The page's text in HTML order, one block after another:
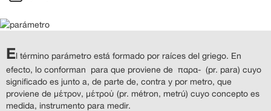
El término parámetro está formado por raíces del griego. En
efecto, lo conforman para que proviene de παρα- (pr. para) cuyo
significado es junto a, de parte de, contra y por metro, que
proviene de μέτρον, μέτροὐ (pr. métron, metrú) cuyo concepto es
medida, instrumento para medir.